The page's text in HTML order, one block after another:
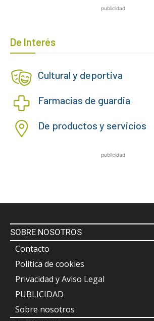
publicidad
De Interés
Cultural y deportiva
Farmacias de guardia
De productos y servicios
publicidad
SOBRE NOSOTROS
Contacto
Política de cookies
Privacidad y Aviso Legal
PUBLICIDAD
Sobre nosotros